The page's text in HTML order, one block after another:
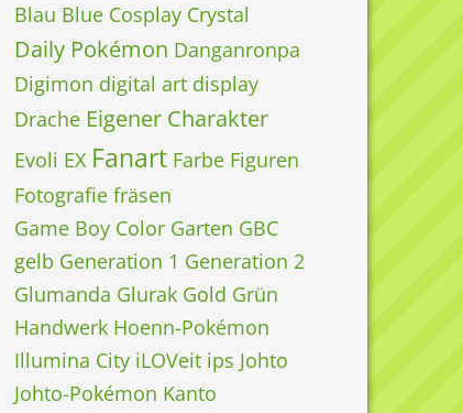
Blau Blue Cosplay Crystal
Daily Pokémon Danganronpa
Digimon digital art display
Drache Eigener Charakter
Evoli EX Fanart Farbe Figuren
Fotografie fräsen
Game Boy Color Garten GBC
gelb Generation 1 Generation 2
Glumanda Glurak Gold Grün
Handwerk Hoenn-Pokémon
Illumina City iLOVeit ips Johto
Johto-Pokémon Kanto